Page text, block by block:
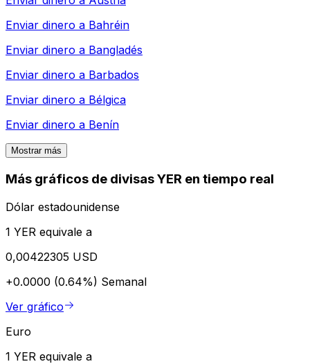
Enviar dinero a Bahréin
Enviar dinero a Bangladés
Enviar dinero a Barbados
Enviar dinero a Bélgica
Enviar dinero a Benín
Mostrar más
Más gráficos de divisas YER en tiempo real
Dólar estadounidense
1 YER equivale a
0,00422305 USD
+0.0000 (0.64%) Semanal
Ver gráfico
Euro
1 YER equivale a